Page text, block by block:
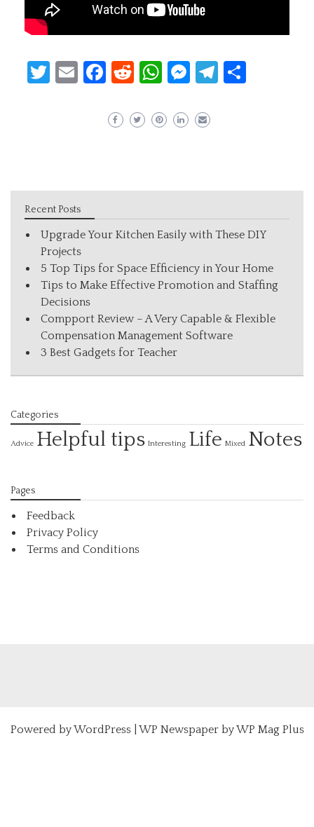
Twitter
EmailFacebook
Reddit
WhatsApp
Messenger
Telegram
Recent Posts
Upgrade Your Kitchen Easily with These DIY
Projects
5 Top Tips for Space Efficiency in Your Home
Tips to Make Effective Promotion and Staffing
Decisions
Compport Review – A Very Capable & Flexible
Compensation Management Software
3 Best Gadgets for Teacher
Categories
Advice Helpful tips Interesting Life Mixed Notes
Pages
Feedback
Privacy Policy
Terms and Conditions
Powered byWordPress| WP Newspaper by WP Mag Plus